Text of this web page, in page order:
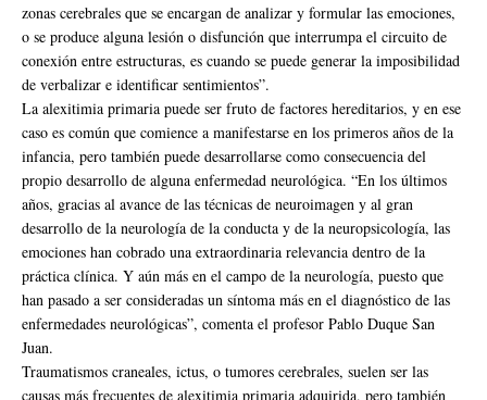
zonas cerebrales que se encargan de analizar y formular las emociones,
o se produce alguna lesión o disfunción que interrumpa el circuito de
conexión entre estructuras, es cuando se puede generar la imposibilidad
de verbalizar e identificar sentimientos”.
La alexitimia primaria puede ser fruto de factores hereditarios, y en ese
caso es común que comience a manifestarse en los primeros años de la
infancia, pero también puede desarrollarse como consecuencia del
propio desarrollo de alguna enfermedad neurológica. “En los últimos
años, gracias al avance de las técnicas de neuroimagen y al gran
desarrollo de la neurología de la conducta y de la neuropsicología, las
emociones han cobrado una extraordinaria relevancia dentro de la
práctica clínica. Y aún más en el campo de la neurología, puesto que
han pasado a ser consideradas un síntoma más en el diagnóstico de las
enfermedades neurológicas”, comenta el profesor Pablo Duque San
Juan.
Traumatismos craneales, ictus, o tumores cerebrales, suelen ser las
causas más frecuentes de alexitimia primaria adquirida, pero también